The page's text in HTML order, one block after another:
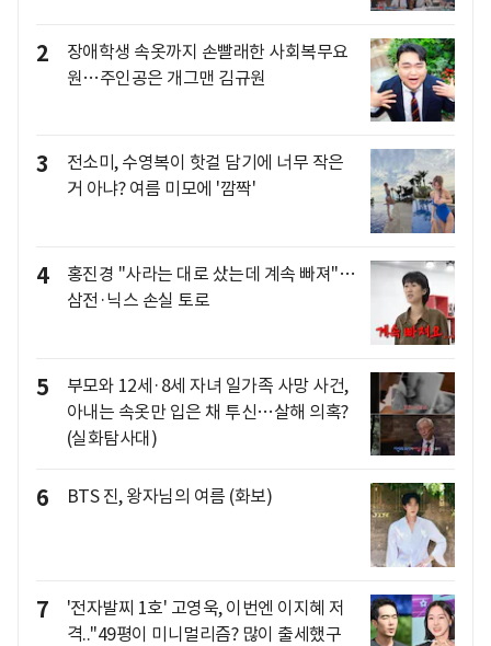
2
장애학생 속옷까지 손빨래한 사회복무요
원…주인공은 개그맨 김규원
3
전소미, 수영복이 핫걸 담기에 너무 작은
거 아냐? 여름 미모에 '깜짝'
4
홍진경 "사라는 대로 샀는데 계속 빠져"…
삼전·닉스 손실 토로
5
부모와 12세·8세 자녀 일가족 사망 사건,
아내는 속옷만 입은 채 투신…살해 의혹?
(실화탐사대)
6 BTS 진, 왕자님의 여름 (화보)
7
'전자발찌 1호' 고영욱, 이번엔 이지혜 저
격.."49평이 미니멀리즘? 많이 출세했구